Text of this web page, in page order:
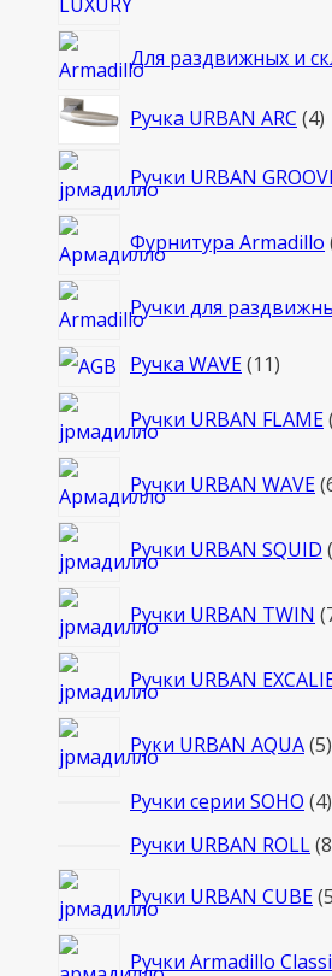
Для раздвижных и
Ручка URBAN ARC 44
Ручки URBAN
Фурнитура Armadillo
Ручки для
Ручка WAVE 1111
Ручки URBAN FLAME
Ручки URBAN WAVE
Ручки URBAN SQUID
Ручки URBAN TWIN
Ручки URBAN
Руки URBAN AQUA 55
Ручки серии SOHO 44
Ручки URBAN ROLL 8
Ручки URBAN CUBE 5
Ручки Armadillo